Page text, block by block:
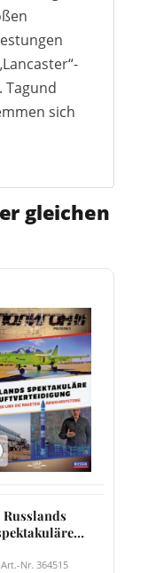
Tagund
sich
gleichen
Russlands
Art.-Nr. 364515